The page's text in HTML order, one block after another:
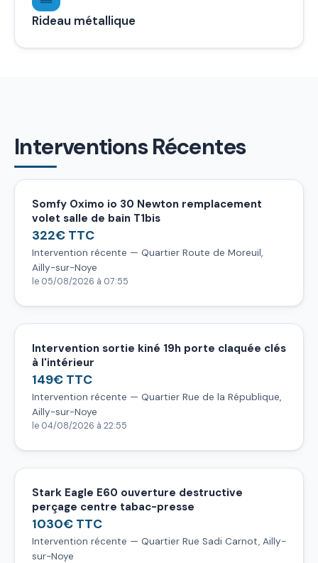
Rideau métallique
Interventions Récentes
Somfy Oximo io 30 Newton remplacement
volet salle de bain T1bis
322€ TTC
Intervention récente — Quartier Route de Moreuil,
Ailly-sur-Noye
le 05/08/2026 à 07:55
Intervention sortie kiné 19h porte claquée clés
à l'intérieur
149€ TTC
Intervention récente — Quartier Rue de la République,
Ailly-sur-Noye
le 04/08/2026 à 22:55
Stark Eagle E60 ouverture destructive
perçage centre tabac-presse
1030€ TTC
Intervention récente — Quartier Rue Sadi Carnot, Ailly-
sur-Noye